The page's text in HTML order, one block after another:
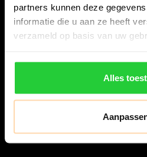
partners kunnen deze
informatie die u aan ze heeft
verzameld op basis van uw
Alles
Bespanracket.nl is dé
8224 AA
06-